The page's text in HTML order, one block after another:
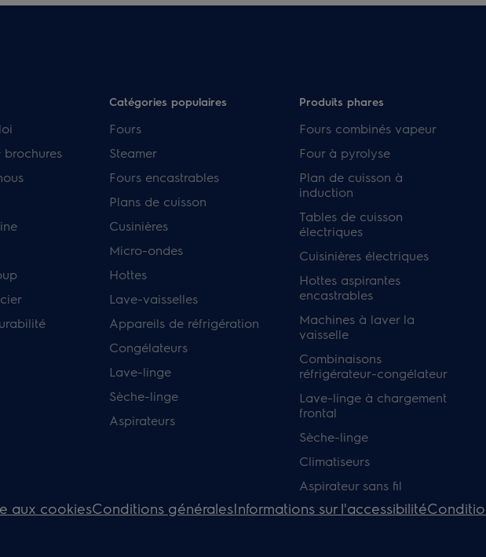
Catégories populaires
Fours
Steamer
Fours encastrables
Plans de cuisson
Cusinières
Micro-ondes
Hottes
Lave-vaisselles
Appareils de réfrigération
Congélateurs
Lave-linge
Sèche-linge
Aspirateurs
Produits phares
Fours combinés vapeur
Four à pyrolyse
Plan de cuisson à
induction
Tables de cuisson
électriques
Cuisinières électriques
Hottes aspirantes
encastrables
Machines à laver la
vaisselle
Combinaisons
réfrigérateur-congélateur
Lave-linge à chargement
frontal
Sèche-linge
Climatiseurs
Aspirateur sans fil
aux cookiesConditions généralesInformations sur l'accessibilité